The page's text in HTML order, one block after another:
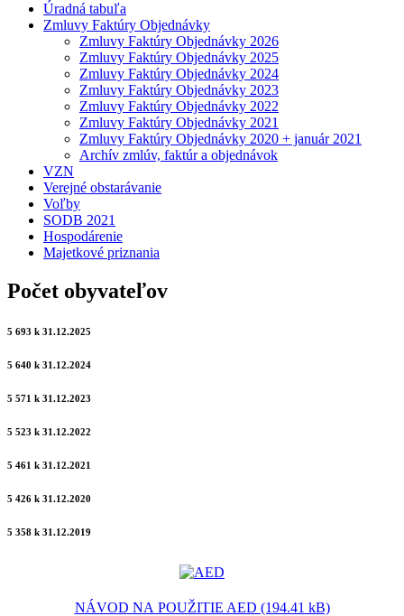
Úradná tabuľa
Zmluvy Faktúry Objednávky
Zmluvy Faktúry Objednávky 2026
Zmluvy Faktúry Objednávky 2025
Zmluvy Faktúry Objednávky 2024
Zmluvy Faktúry Objednávky 2023
Zmluvy Faktúry Objednávky 2022
Zmluvy Faktúry Objednávky 2021
Zmluvy Faktúry Objednávky 2020 + január 2021
Archív zmlúv, faktúr a objednávok
VZN
Verejné obstarávanie
Voľby
SODB 2021
Hospodárenie
Majetkové priznania
Počet obyvateľov
5 693 k 31.12.2025
5 640 k 31.12.2024
5 571 k 31.12.2023
5 523 k 31.12.2022
5 461 k 31.12.2021
5 426 k 31.12.2020
5 358 k 31.12.2019
NÁVOD NA POUŽITIE AED (194.41 kB)